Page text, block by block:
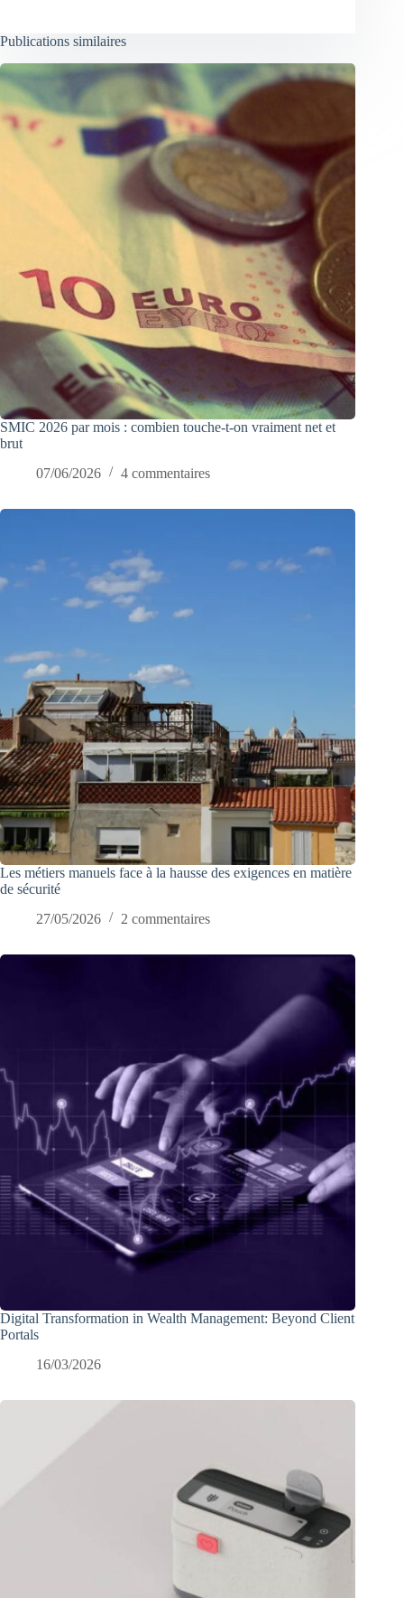
Publications similaires
SMIC 2026 par mois : combien touche-t-on vraiment net et
brut
07/06/2026
4 commentaires
Les métiers manuels face à la hausse des exigences en matière
de sécurité
27/05/2026
2 commentaires
Digital Transformation in Wealth Management: Beyond Client
Portals
16/03/2026